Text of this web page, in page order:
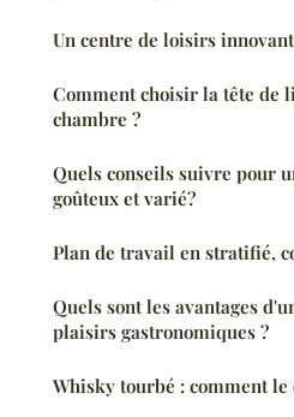
Un centre de loisirs
Comment choisir la tête de
chambre ?
Quels conseils suivre pour
goûteux et varié?
Plan de travail en stratifié,
Quels sont les avantages
plaisirs gastronomiques ?
Whisky tourbé : comment le